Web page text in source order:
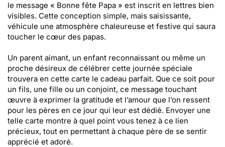
le message « Bonne fête Papa » est inscrit en lettres bien
visibles. Cette conception simple, mais saisissante,
véhicule une atmosphère chaleureuse et festive qui saura
toucher le cœur des papas.
Un parent aimant, un enfant reconnaissant ou même un
proche désireux de célébrer cette journée spéciale
trouvera en cette carte le cadeau parfait. Que ce soit pour
un fils, une fille ou un conjoint, ce message touchant
œuvre à exprimer la gratitude et l’amour que l’on ressent
pour les pères en ce jour qui leur est dédié. Envoyer une
telle carte montre à quel point vous tenez à ce lien
précieux, tout en permettant à chaque père de se sentir
apprécié et adoré.